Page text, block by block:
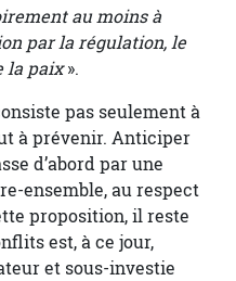
au moins à
par la régulation, le
la paix».
pas seulement à
à prévenir. Anticiper
d’abord par une
ensemble, au respect
proposition, il reste
est, à ce jour,
et sous-investie